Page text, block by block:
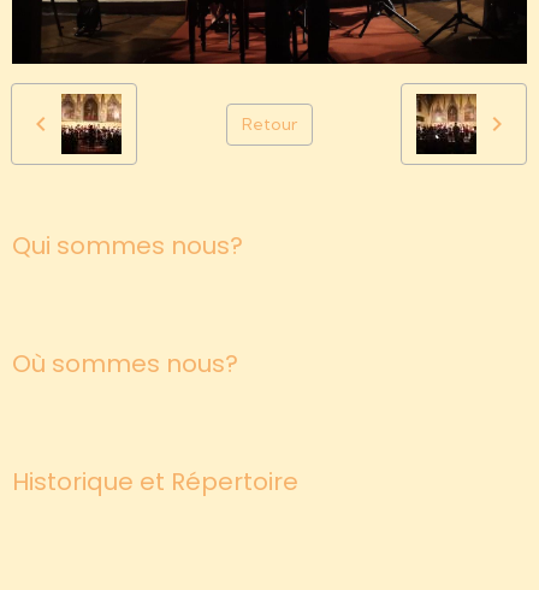
Retour
Qui sommes nous?
Où sommes nous?
Historique et Répertoire